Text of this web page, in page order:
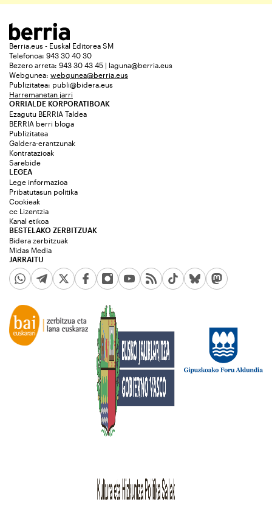
Berria.eus - Euskal Editorea SM
Telefonoa: 943 30 40 30
Bezero arreta: 943 30 43 45 | laguna@berria.eus
Webgunea: webgunea@berria.eus
Publizitatea: publi@bidera.eus
Harremanetan jarri
ORRIALDE KORPORATIBOAK
Ezagutu BERRIA Taldea
BERRIA berri bloga
Publizitatea
Galdera-erantzunak
Kontratazioak
Sarebide
JARRAITU
LEGEA
Lege informazioa
Pribatutasun politika
Cookieak
cc Lizentzia
Kanal etikoa
BESTELAKO ZERBITZUAK
Bidera zerbitzuak
Midas Media